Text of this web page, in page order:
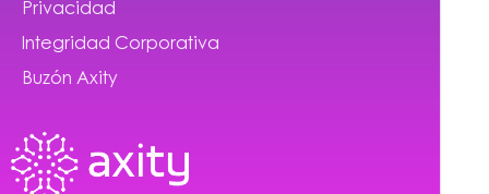
Privacidad
Integridad Corporativa
Buzón Axity